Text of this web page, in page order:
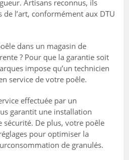
Artisans reconnus, ils
l’art, conformément aux DTU
dans un magasin de
? Pour que la garantie soit
impose qu’un technicien
service de votre poêle.
effectuée par un
garantit une installation
De plus, votre poêle
pour optimiser la
de granulés.